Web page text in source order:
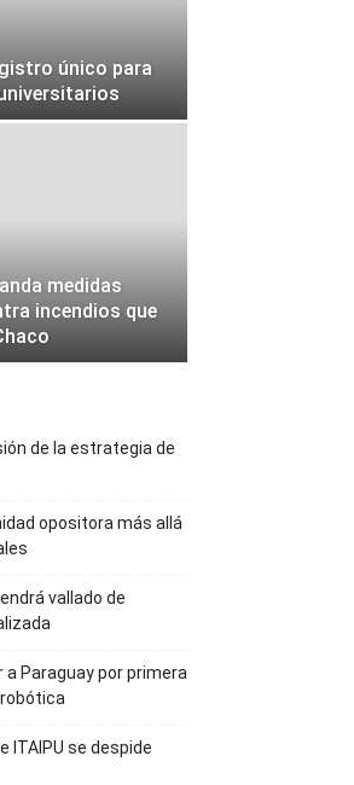
único para
medidas
incendios que
de la estrategia de
opositora más allá
vallado de
a Paraguay por primera
ITAIPU se despide